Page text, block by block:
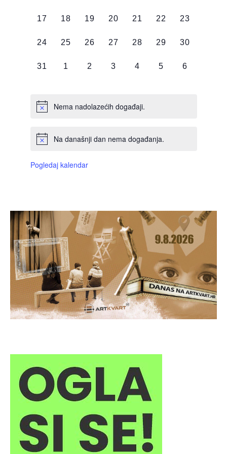
0
17
0
18
0
19
0
20
0
21
0
22
0
23
0
24
0
25
0
26
0
27
0
28
0
29
0
30
0
31
0
1
0
2
0
3
0
4
0
5
0
6
Nema nadolazećih događaji.
Na današnji dan nema događanja.
Pogledaj kalendar